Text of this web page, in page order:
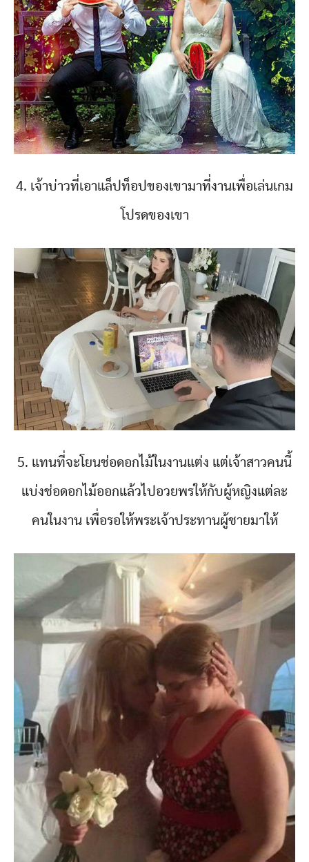
4. เจ้าบ่าวที่เอาแล็ปท็อปของเขามาที่งานเพื่อเล่นเกม
โปรดของเขา
5. แทนที่จะโยนช่อดอกไม้ในงานแต่ง แต่เจ้าสาวคนนี้
แบ่งช่อดอกไม้ออกแล้วไปอวยพรให้กับผู้หญิงแต่ละ
คนในงาน เพื่อรอให้พระเจ้าประทานผู้ชายมาให้